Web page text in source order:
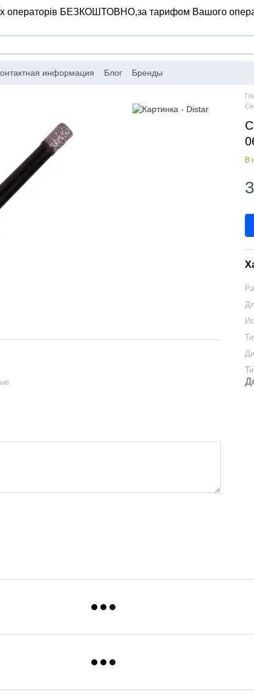
операторів БЕЗКОШТОВНО,за тарифом Вашого
информация Блог Бренды
В